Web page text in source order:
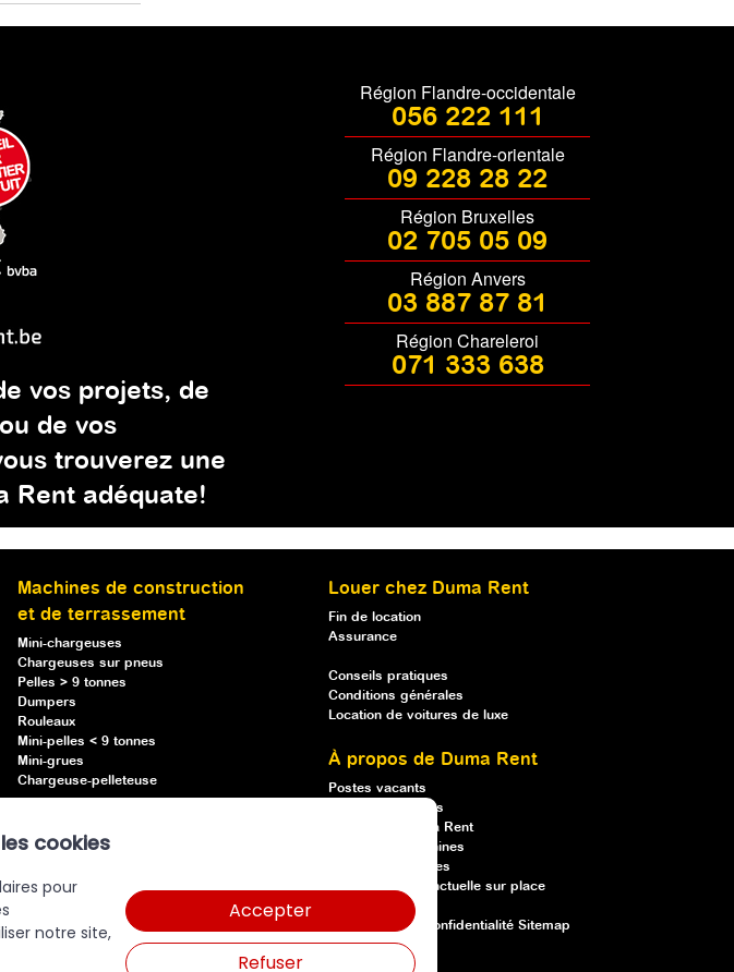
vos projets, de
de vos
trouverez une
Rent adéquate!
Région Flandre-occidentale
056 222 111
Région Flandre-orientale
09 228 28 22
Région Bruxelles
02 705 05 09
Région Anvers
03 887 87 81
Région Chareleroi
071 333 638
Machines de construction
et de terrassement
Mini-chargeuses
Chargeuses sur pneus
Pelles > 9 tonnes
Dumpers
Rouleaux
Mini-pelles < 9 tonnes
Mini-grues
Chargeuse-pelleteuse
Louer chez Duma Rent
Fin de location
Assurance
Conseils pratiques
Conditions générales
Location de voitures de luxe
À propos de Duma Rent
Postes vacants
Qui sommes-nous
Louer chez Duma Rent
Formations machines
Vente de machines
Une livraison ponctuelle sur place
Declaration de confidentialité Sitemap
cookies
pour
notre site,
Accepter
Refuser